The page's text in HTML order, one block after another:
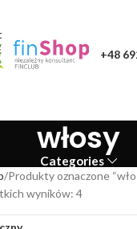
+48
włosy
Categories
Produkty oznaczone
wyników: 4